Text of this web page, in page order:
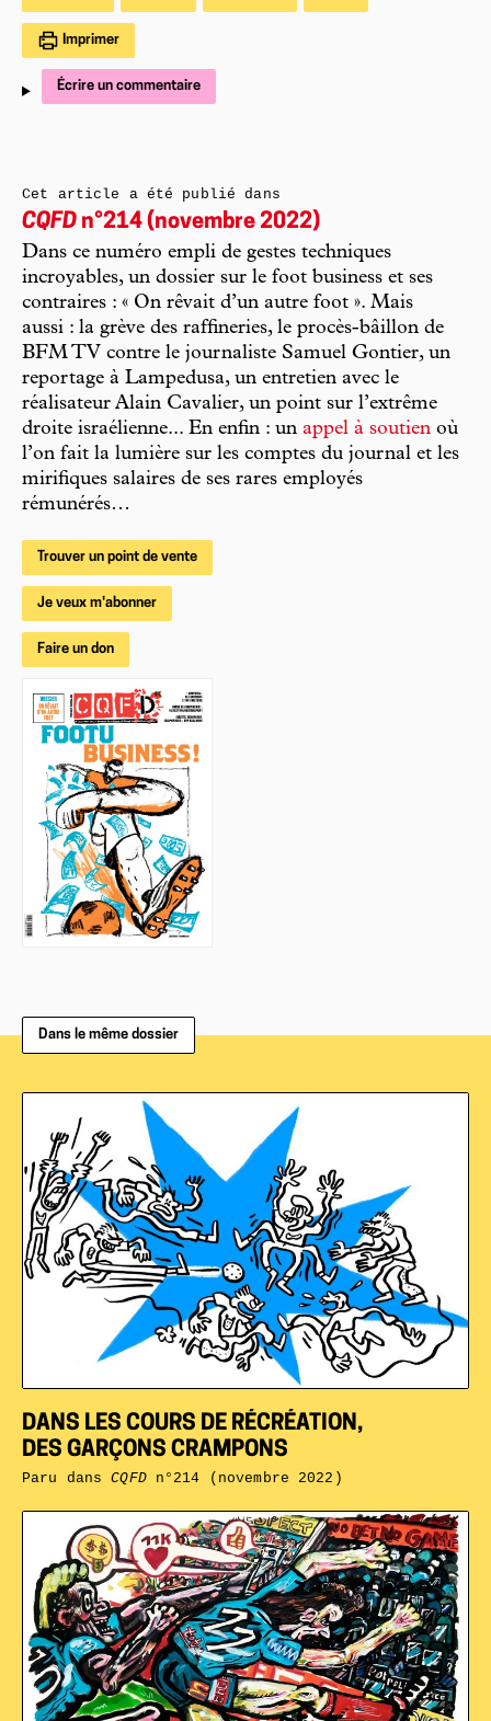
Imprimer
Écrire un commentaire
Cet article a été publié dans
CQFD n°214 (novembre 2022)
Dans ce numéro empli de gestes techniques
incroyables, un dossier sur le foot business et ses
contraires : « On rêvait d’un autre foot ». Mais
aussi : la grève des raffineries, le procès-bâillon de
BFM TV contre le journaliste Samuel Gontier, un
reportage à Lampedusa, un entretien avec le
réalisateur Alain Cavalier, un point sur l’extrême
droite israélienne... En enfin : un appel à soutien où
l’on fait la lumière sur les comptes du journal et les
mirifiques salaires de ses rares employés
rémunérés…
Trouver un point de vente
Je veux m'abonner
Faire un don
Dans le même dossier
DANS LES COURS DE RÉCRÉATION,
DES GARÇONS CRAMPONS
Paru dansCQFDn°214 (novembre 2022)